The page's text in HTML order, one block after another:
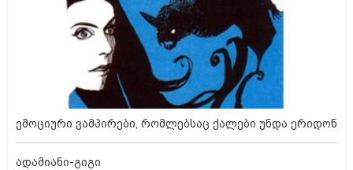
ემოციური ვამპირები, რომლებსაც ქალები უნდა ერიდონ
ადამიანი-გიგი